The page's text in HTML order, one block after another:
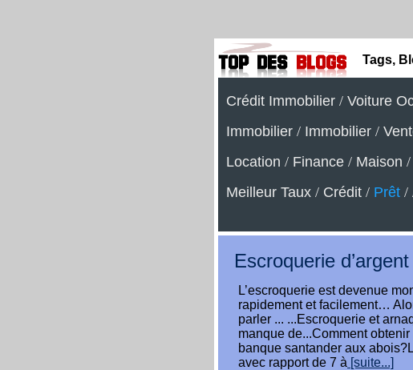
Tags,
Crédit Immobilier / Voiture
Immobilier / Immobilier /
Location / Finance / Maison /
Meilleur Taux / Crédit / Prêt /
Escroquerie
L’escroquerie est devenue
rapidement et facilement…
parler ... ...Escroquerie et
manque de...Comment
banque santander aux
avec rapport de 7 à [suite...]